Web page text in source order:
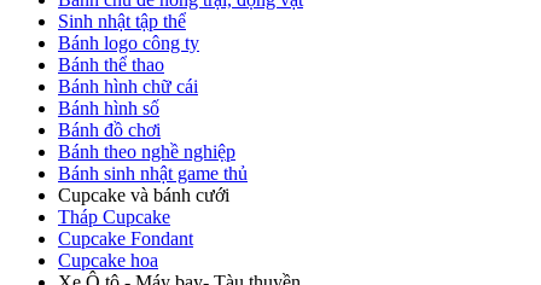
Sinh nhật tập thể
Bánh logo công ty
Bánh thể thao
Bánh hình chữ cái
Bánh hình số
Bánh đồ chơi
Bánh theo nghề nghiệp
Bánh sinh nhật game thủ
Cupcake và bánh cưới
Tháp Cupcake
Cupcake Fondant
Cupcake hoa